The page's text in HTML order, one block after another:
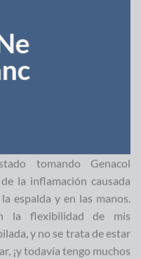
tomando Genacol
la inflamación causada
espalda y en las manos.
la flexibilidad de mis
y no se trata de estar
¡y todavía tengo muchos